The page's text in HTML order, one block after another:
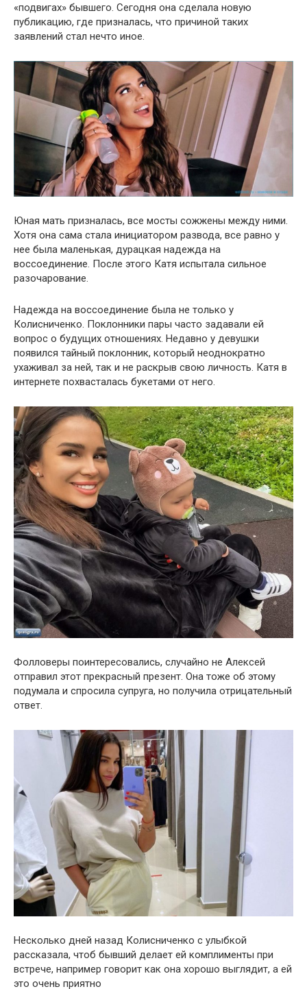
«подвигах» бывшего. Сегодня она сделала новую
публикацию, где призналась, что причиной таких
заявлений стал нечто иное.
Юная мать призналась, все мосты сожжены между ними.
Хотя она сама стала инициатором развода, все равно у
нее была маленькая, дурацкая надежда на
воссоединение. После этого Катя испытала сильное
разочарование.
Надежда на воссоединение была не только у
Колисниченко. Поклонники пары часто задавали ей
вопрос о будущих отношениях. Недавно у девушки
появился тайный поклонник, который неоднократно
ухаживал за ней, так и не раскрыв свою личность. Катя в
интернете похвасталась букетами от него.
Фолловеры поинтересовались, случайно не Алексей
отправил этот прекрасный презент. Она тоже об этому
подумала и спросила супруга, но получила отрицательный
ответ.
Несколько дней назад Колисниченко с улыбкой
рассказала, чтоб бывший делает ей комплименты при
встрече, например говорит как она хорошо выглядит, а ей
это очень приятно